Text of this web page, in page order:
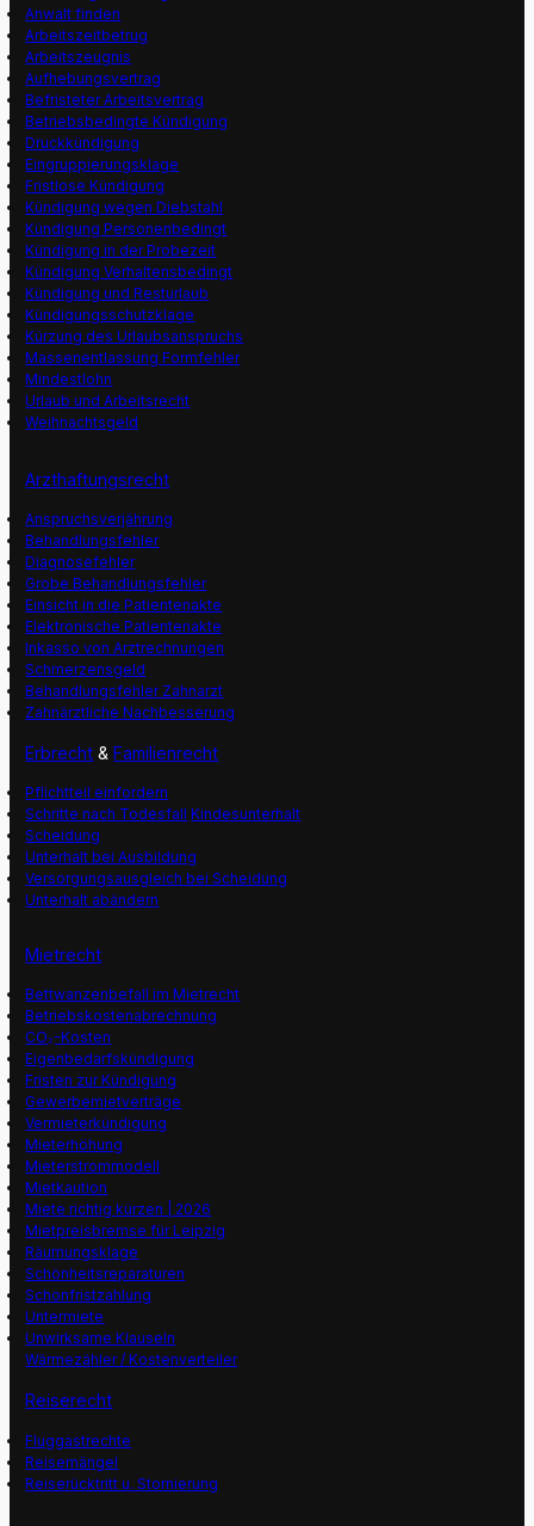
Anwalt finden
Arbeitszeitbetrug
Arbeitszeugnis
Aufhebungsvertrag
Befristeter Arbeitsvertrag
Betriebsbedingte Kündigung
Druckkündigung
Eingruppierungsklage
Fristlose Kündigung
Kündigung wegen Diebstahl
Kündigung Personenbedingt
Kündigung in der Probezeit
Kündigung Verhaltensbedingt
Kündigung und Resturlaub
Kündigungsschutzklage
Kürzung des Urlaubsanspruchs
Massenentlassung Formfehler
Mindestlohn
Urlaub und Arbeitsrecht
Weihnachtsgeld
Arzthaftungsrecht
Anspruchsverjährung
Behandlungsfehler
Diagnosefehler
Grobe Behandlungsfehler
Einsicht in die Patientenakte
Elektronische Patientenakte
Inkasso von Arztrechnungen
Schmerzensgeld
Behandlungsfehler Zahnarzt
Zahnärztliche Nachbesserung
Erbrecht &Familienrecht
Pflichtteil einfordern
Schritte nach Todesfall Kindesunterhalt
Scheidung
Unterhalt bei Ausbildung
Versorgungsausgleich bei Scheidung
Unterhalt abändern
Mietrecht
Bettwanzenbefall im Mietrecht
Betriebskostenabrechnung
CO₂-Kosten
Eigenbedarfskündigung
Fristen zur Kündigung
Gewerbemietverträge
Vermieterkündigung
Mieterhöhung
Mieterstrommodell
Mietkaution
Miete richtig kürzen | 2026
Mietpreisbremse für Leipzig
Räumungsklage
Schönheitsreparaturen
Schonfristzahlung
Untermiete
Unwirksame Klauseln
Wärmezähler / Kostenverteiler
Reiserecht
Fluggastrechte
Reisemängel
Reiserücktritt u. Stornierung